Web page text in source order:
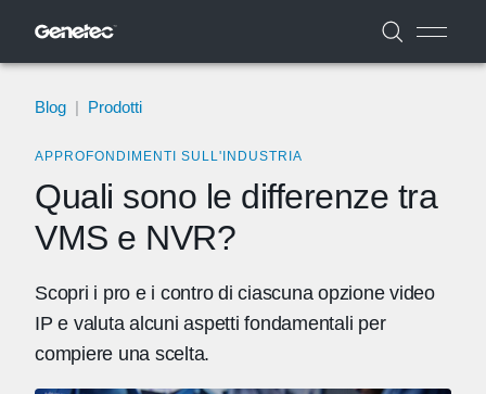
Blog | Prodotti
APPROFONDIMENTI SULL'INDUSTRIA
Quali sono le differenze tra
VMS e NVR?
Scopri i pro e i contro di ciascuna opzione video
IP e valuta alcuni aspetti fondamentali per
compiere una scelta.